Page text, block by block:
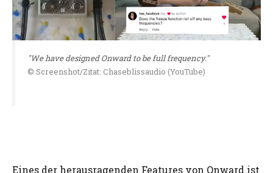
"We have designed Onward to be full frequency."
© Screenshot/Zitat: Chaseblissaudio (YouTube)
Eines der herausragenden Features von Onward ist